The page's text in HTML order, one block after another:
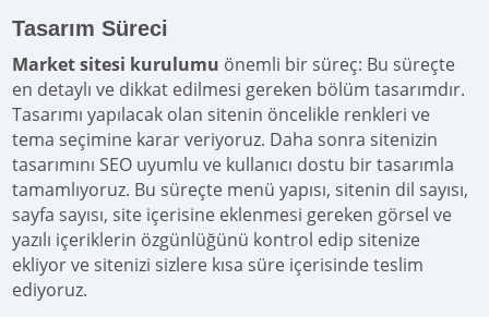
Tasarım Süreci
Market sitesi kurulumu önemli bir süreç: Bu süreçte
en detaylı ve dikkat edilmesi gereken bölüm tasarımdır.
Tasarımı yapılacak olan sitenin öncelikle renkleri ve
tema seçimine karar veriyoruz. Daha sonra sitenizin
tasarımını SEO uyumlu ve kullanıcı dostu bir tasarımla
tamamlıyoruz. Bu süreçte menü yapısı, sitenin dil sayısı,
sayfa sayısı, site içerisine eklenmesi gereken görsel ve
yazılı içeriklerin özgünlüğünü kontrol edip sitenize
ekliyor ve sitenizi sizlere kısa süre içerisinde teslim
ediyoruz.